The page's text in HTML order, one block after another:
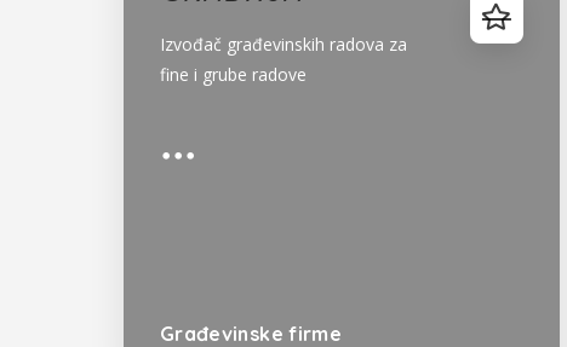
Izvođač građevinskih radova za
fine i grube radove
Građevinske firme